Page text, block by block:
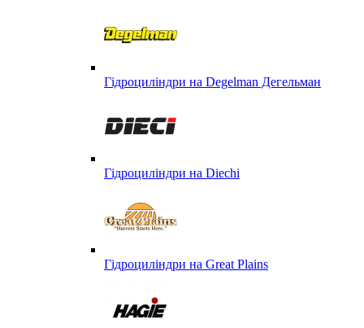
Гідроциліндри на Degelman Дегельман
Гідроциліндри на Diechi
Гідроциліндри на Great Plains